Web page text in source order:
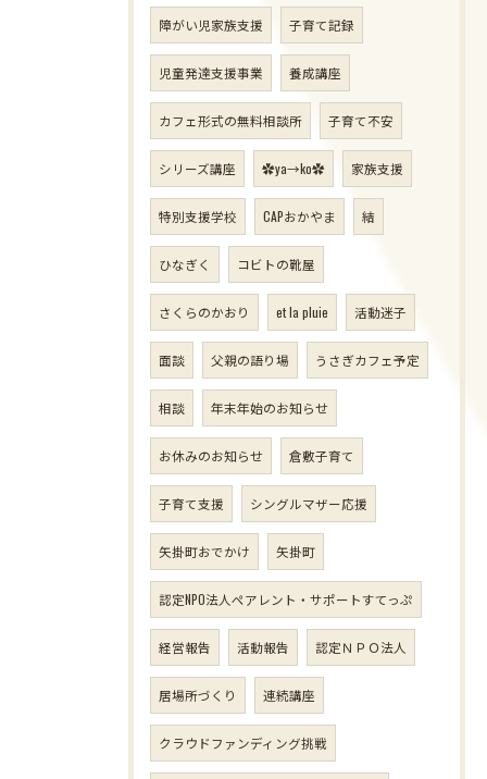
障がい児家族支援 子育て記録
児童発達支援事業 養成講座
カフェ形式の無料相談所 子育て不安
シリーズ講座 ✿ya→ko✿ 家族支援
特別支援学校 CAPおかやま 結
ひなぎく コビトの靴屋
さくらのかおり et la pluie 活動迷子
面談 父親の語り場 うさぎカフェ予定
相談 年末年始のお知らせ
お休みのお知らせ 倉敷子育て
子育て支援 シングルマザー応援
矢掛町おでかけ 矢掛町
認定NPO法人ペアレント・サポートすてっぷ
経営報告 活動報告 認定ＮＰＯ法人
居場所づくり 連続講座
クラウドファンディング挑戦